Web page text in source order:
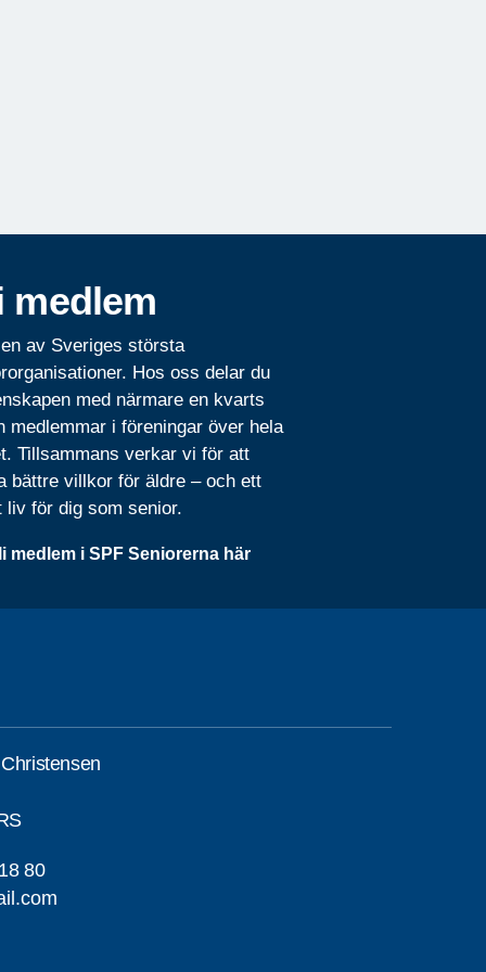
medlem
av Sveriges största
Hos oss delar du
med närmare en kvarts
medlemmar i föreningar över hela
Tillsammans verkar vi för att
bättre villkor för äldre – och ett
liv för dig som senior.
medlem i SPF Seniorerna här
80